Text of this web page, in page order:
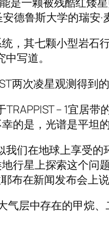
德鲁斯大学的瑞安·
统，其七颗小型岩
写道。
两次凌星观测得到
TRAPPIST – 1宜
的是，光谱是平坦
我们在地球上享受
行星上探索这个问
布在新闻发布会上说
气层中存在的甲烷